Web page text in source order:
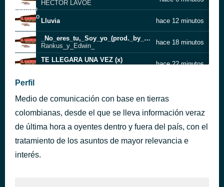
HECTOR LAVOE
Lluvia hace 12 minutos
_No_eres_tu,_Soy_yo_(prod._by_dj_gordo)
Rankus_y_Edwin_
hace 18 minutos
TE LLEGARA UNA VEZ (x)
hace 22 minutos
Que voy a hacer sin ti
Pablo Montero
Llover Sobre Mojado
Pedro Arroyo
hace 36 minutos
Historia Entre Tus Dedos
Perfil
Medio de comunicación con base en tierras
colombianas, desde el que se lleva información veraz
de última hora a oyentes dentro y fuera del país, con el
tratamiento de los asuntos de mayor relevancia e
interés.